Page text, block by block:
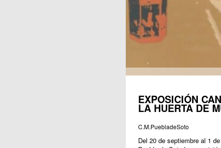
EXPOSICIÓN
LA HUERTA DE
C.M.PuebladeSoto
Del 20 de septiembre al 1